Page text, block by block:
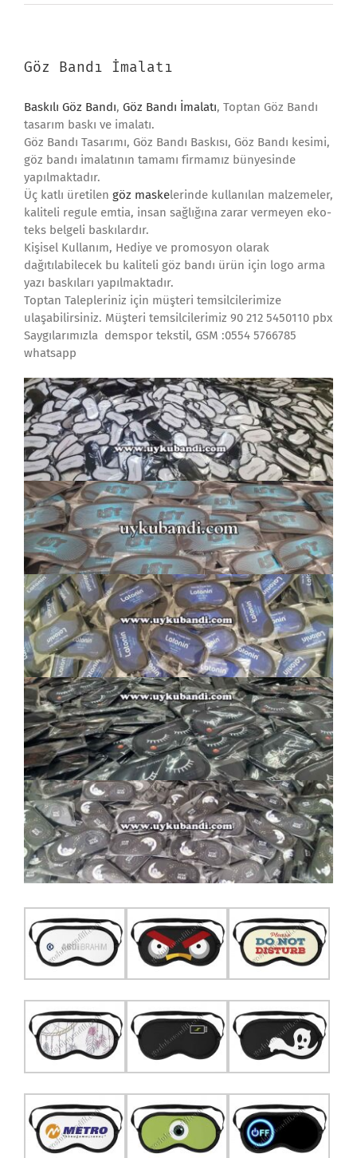
Göz Bandı İmalatı
Baskılı Göz Bandı, Göz Bandı İmalatı, Toptan Göz Bandı
tasarım baskı ve imalatı.
Göz Bandı Tasarımı, Göz Bandı Baskısı, Göz Bandı kesimi,
göz bandı imalatının tamamı firmamız bünyesinde
yapılmaktadır.
Üç katlı üretilen göz maskelerinde kullanılan malzemeler,
kaliteli regule emtia, insan sağlığına zarar vermeyen eko-
teks belgeli baskılardır.
Kişisel Kullanım, Hediye ve promosyon olarak
dağıtılabilecek bu kaliteli göz bandı ürün için logo arma
yazı baskıları yapılmaktadır.
Toptan Talepleriniz için müşteri temsilcilerimize
ulaşabilirsiniz. Müşteri temsilcilerimiz 90 212 5450110 pbx
Saygılarımızla demspor tekstil, GSM :0554 5766785
whatsapp